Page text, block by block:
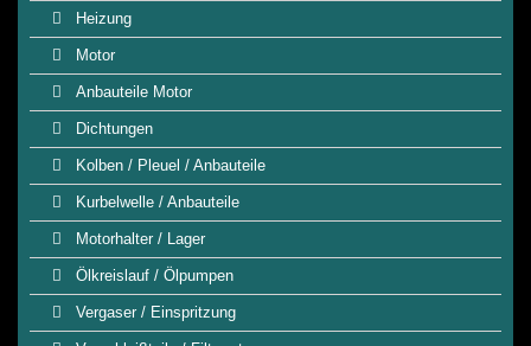
Heizung
Motor
Anbauteile Motor
Dichtungen
Kolben / Pleuel / Anbauteile
Kurbelwelle / Anbauteile
Motorhalter / Lager
Ölkreislauf / Ölpumpen
Vergaser / Einspritzung